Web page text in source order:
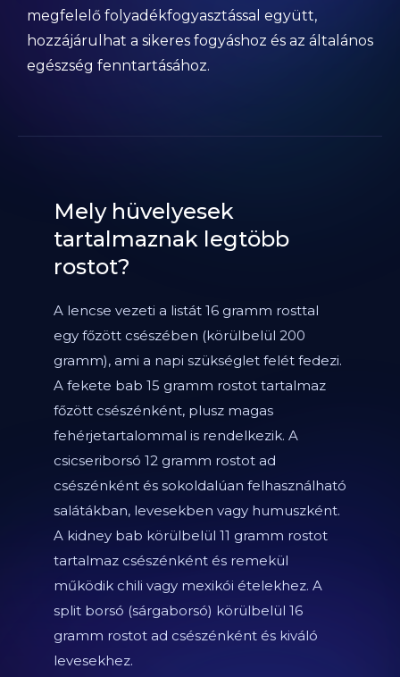
megfelelő folyadékfogyasztással együtt,
hozzájárulhat a sikeres fogyáshoz és az általános
egészség fenntartásához.
Mely hüvelyesek
tartalmaznak legtöbb
rostot?
A lencse vezeti a listát 16 gramm rosttal
egy főzött csészében (körülbelül 200
gramm), ami a napi szükséglet felét fedezi.
A fekete bab 15 gramm rostot tartalmaz
főzött csészénként, plusz magas
fehérjetartalommal is rendelkezik. A
csicseriborsó 12 gramm rostot ad
csészénként és sokoldalúan felhasználható
salátákban, levesekben vagy humuszként.
A kidney bab körülbelül 11 gramm rostot
tartalmaz csészénként és remekül
működik chili vagy mexikói ételekhez. A
split borsó (sárgaborsó) körülbelül 16
gramm rostot ad csészénként és kiváló
levesekhez.